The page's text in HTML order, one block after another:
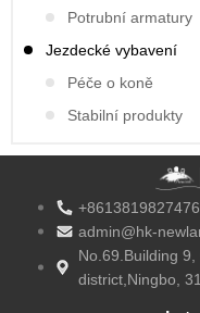
Potrubní armatury
Jezdecké vybavení
Péče o koně
Stabilní produkty
+8613819827476
admin@hk-
No.69.Building
district,Ningbo,